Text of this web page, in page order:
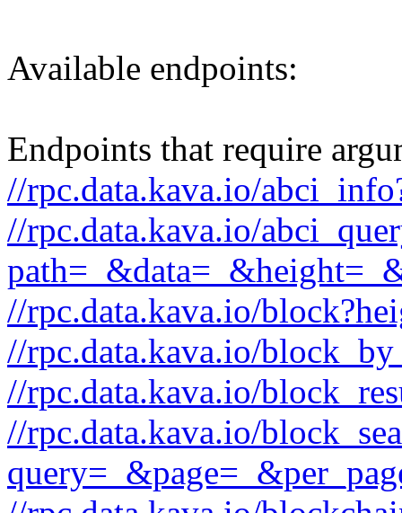
Available endpoints:
Endpoints that require
//rpc.data.kava.io/
//rpc.data.kava.io/
//rpc.data.kava.io/
//rpc.data.kava.io/
//rpc.data.kava.io/
//rpc.data.kava.io/